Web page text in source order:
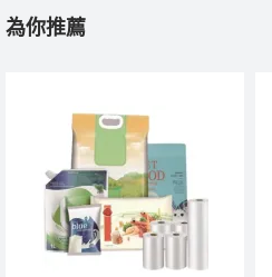
為你推薦